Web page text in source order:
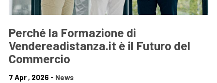
Perché la Formazione di
Vendereadistanza.it è il Futuro del
Commercio
7 Apr , 2026 - News